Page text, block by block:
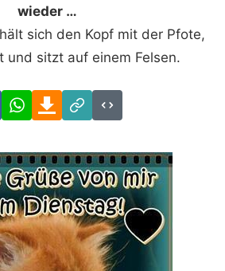
wieder …
sich den Kopf mit der Pfote,
und sitzt auf einem Felsen.
FacebookWhatsAppDownload
Link
Code